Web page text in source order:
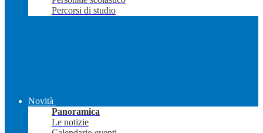
Percorsi di studio
Novità
Panoramica
Le notizie